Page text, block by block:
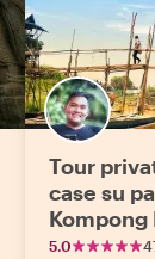
Tour
case su
Kompong
Sap)
5.0